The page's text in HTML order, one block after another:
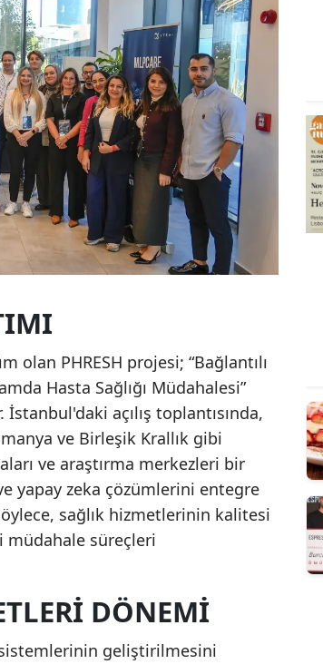
olan PHRESH projesi; “Bağlantılı
Hasta Sağlığı Müdahalesi”
açılış toplantısında,
ve Birleşik Krallık gibi
ve araştırma merkezleri bir
yapay zeka çözümlerini entegre
sağlık hizmetlerinin kalitesi
müdahale süreçleri
DÖNEMI
geliştirilmesini